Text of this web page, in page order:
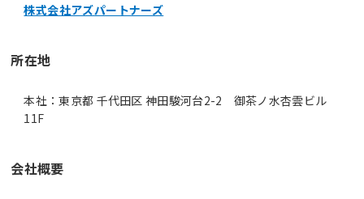
株式会社アズパートナーズ
所在地
本社：東京都 千代田区 神田駿河台2-2 御茶ノ水杏雲ビル
11F
会社概要